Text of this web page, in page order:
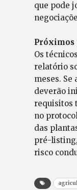
que pode
Próximos
Os
relatório
meses. Se
deverão
requisitos
no
das
pré-
risco